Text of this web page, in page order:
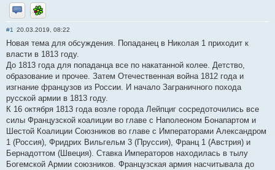
Отправить личное сообщение
ICQ
#1 20.03.2019, 08:22
Новая тема для обсуждения. Попаданец в Николая 1 приходит к
власти в 1813 году.
До 1813 года для попаданца все по накатанной колее. Детство,
образование и прочее. Затем Отечественная война 1812 года и
изгнание французов из России. И начало Заграничного похода
русской армии в 1813 году.
К 16 октября 1813 года возле города Лейпциг сосредоточились все
силы Французской коалиции во главе с Наполеоном Бонапартом и
Шестой Коалиции Союзников во главе с Императорами Александром
1 (Россия), Фридрих Вильгельм 3 (Пруссия), Франц 1 (Австрия) и
Бернадоттом (Швеция). Ставка Императоров находилась в тылу
Богемской Армии союзников. Французская армия насчитывала до